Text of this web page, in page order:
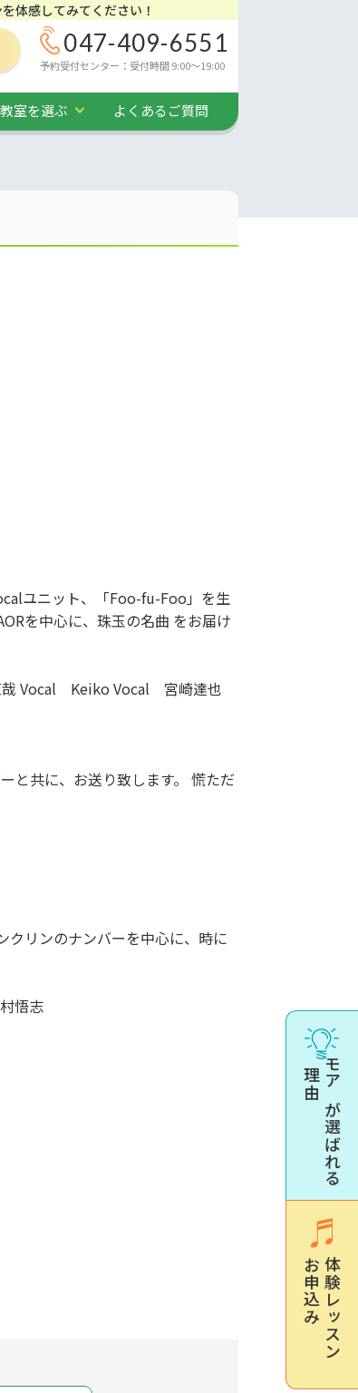
体感してみてください！
047-409-6551
予約受付センター：受付時間 9:00～19:00
教室を選ぶ よくあるご質問
ユニット、「Foo-fu-Foo」を生
を中心に、珠玉の名曲 をお届け
Vocal Keiko Vocal 宮崎達也
と共に、お送り致します。 慌ただ
クリンのナンバーを中心に、時に
悟志
モアが選ばれる
理由
体験レッスン
お申込み